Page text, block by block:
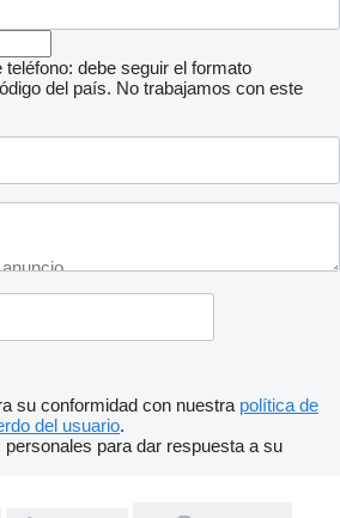
debe seguir el formato
del país. No trabajamos con este
su conformidad con nuestra política de
del usuario.
para dar respuesta a su